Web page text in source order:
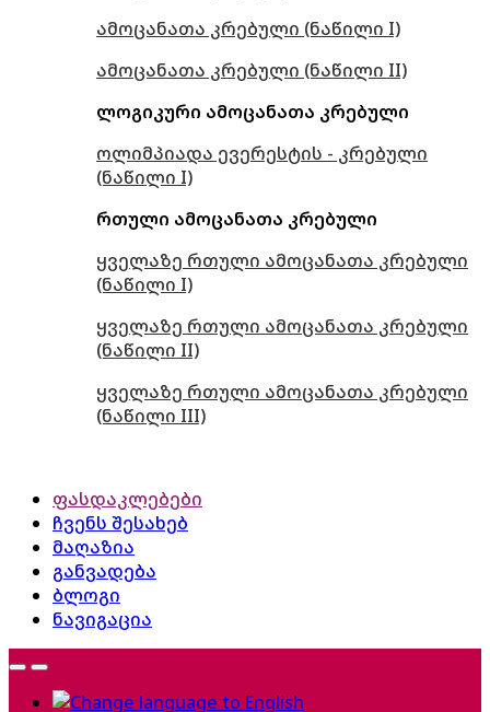
ამოცანათა კრებული (ნაწილი I)
ამოცანათა კრებული (ნაწილი II)
ლოგიკური ამოცანათა კრებული
ოლიმპიადა ევერესტის - კრებული
(ნაწილი I)
რთული ამოცანათა კრებული
ყველაზე რთული ამოცანათა კრებული
(ნაწილი I)
ყველაზე რთული ამოცანათა კრებული
(ნაწილი II)
ყველაზე რთული ამოცანათა კრებული
(ნაწილი III)
ფასდაკლებები
ჩვენს შესახებ
მაღაზია
განვადება
ბლოგი
ნავიგაცია